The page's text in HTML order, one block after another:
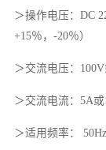
＞操作电压：DC
+15％，-20％）
＞交流电压：
＞交流电流：5A或
＞适用频率： 50Hz